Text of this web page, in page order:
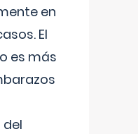
en
El
es más